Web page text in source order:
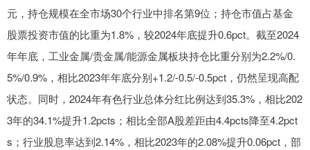
元，持仓规模在全市场30个行业中排名第9位；持仓市值占基金
股票投资市值的比重为1.8%，较2024年底提升0.6pct。截至2024
年年底，工业金属/贵金属/能源金属板块持仓比重分别为2.2%/0.
5%/0.9%，相比2023年年底分别+1.2/-0.5/-0.5pct，仍然呈现高配
状态。同时，2024年有色行业总体分红比例达到35.3%，相比202
3年的34.1%提升1.2pcts；相比全部A股差距由4.4pcts降至4.2pct
s；行业股息率达到2.14%，相比2023年的2.08%提升0.06pct，部